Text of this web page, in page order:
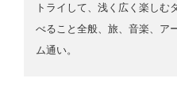
トライして、浅く広く楽しむ
べること全般、旅、音楽、ア
ム通い。